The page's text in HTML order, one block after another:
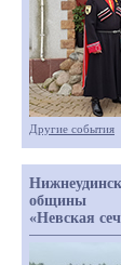
Другие события
общины
«Невская